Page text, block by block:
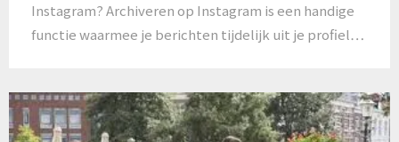
Instagram? Archiveren op Instagram is een handige
functie waarmee je berichten tijdelijk uit je profiel…